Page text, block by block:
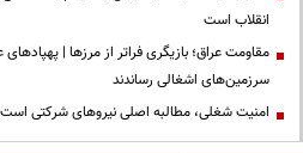
انقلاب است
مقاومت عراق؛ بازیگری فراتر از مرزها | پهپادهای
سرزمین‌های اشغالی رساندند
‌امنیت شغلی، مطالبه اصلی نیروهای شرکتی است